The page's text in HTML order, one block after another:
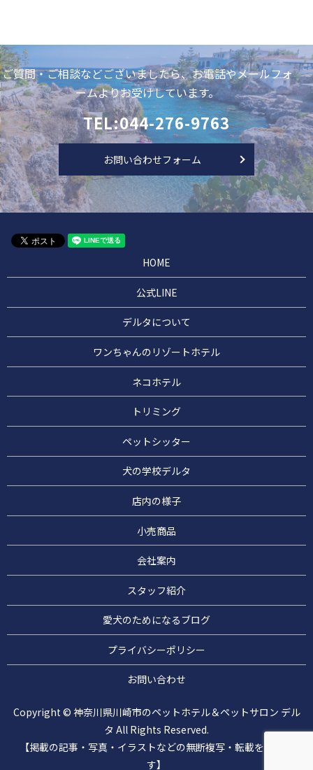
ご質問・ご相談などございましたら、お電話やメールフォ
ームよりお受けしています。
TEL:044-276-9763
お問い合わせフォーム
HOME
公式LINE
デルタについて
ワンちゃんのリゾートホテル
ネコホテル
トリミング
ペットシッター
犬の学校デルタ
店内の様子
小売商品
会社案内
スタッフ紹介
愛犬のためになるブログ
プライバシーポリシー
お問い合わせ
Copyright © 神奈川県川崎市のペットホテル＆ペットサロン デル
タ All Rights Reserved.
【掲載の記事・写真・イラストなどの無断複写・転載を禁じま
す】